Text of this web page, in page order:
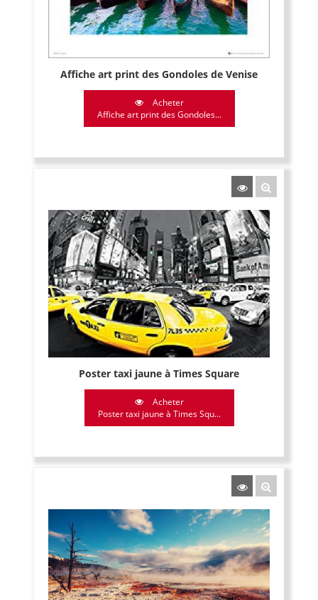
Affiche art print des Gondoles de Venise
Acheter
Affiche art print des Gondoles...
Poster taxi jaune à Times Square
Acheter
Poster taxi jaune à Times Squ...